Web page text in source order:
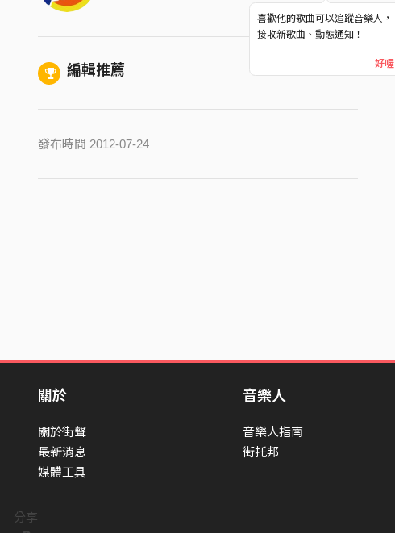
分享
喜歡他的歌曲可以追蹤音樂人，
接收新歌曲、動態通知！
好喔
編輯推薦
發布時間 2012-07-24
關於
關於街聲
最新消息
媒體工具
音樂人
音樂人指南
街托邦